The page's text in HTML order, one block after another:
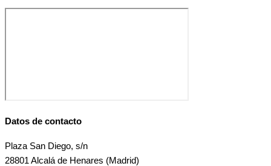
Datos de contacto
Plaza San Diego, s/n
28801 Alcalá de Henares (Madrid)